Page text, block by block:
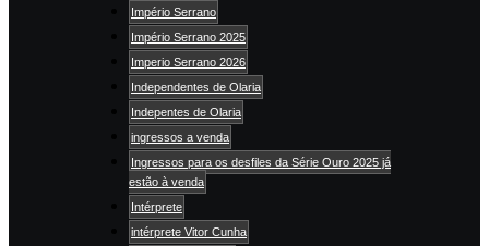
Império Serrano
Império Serrano 2025
Imperio Serrano 2026
Independentes de Olaria
Indepentes de Olaria
ingressos a venda
Ingressos para os desfiles da Série Ouro 2025 já
estão à venda
Intérprete
intérprete Vitor Cunha